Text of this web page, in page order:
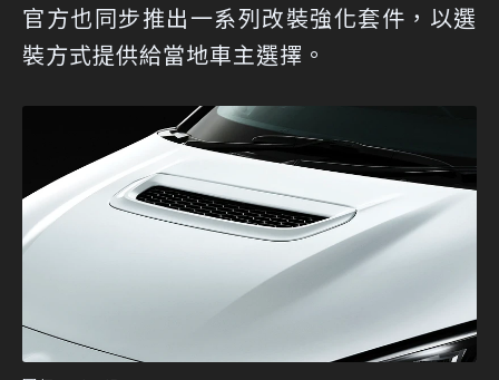
官方也同步推出一系列改裝強化套件，以選
裝方式提供給當地車主選擇。